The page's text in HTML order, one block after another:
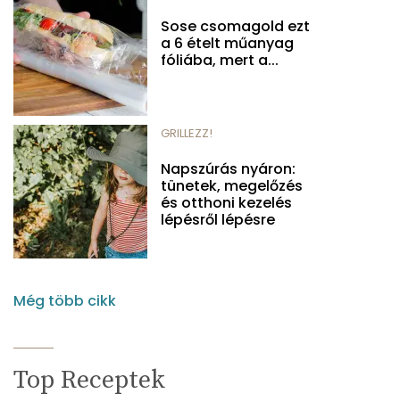
Sose csomagold ezt
a 6 ételt műanyag
fóliába, mert a...
GRILLEZZ!
Napszúrás nyáron:
tünetek, megelőzés
és otthoni kezelés
lépésről lépésre
Még több cikk
Top Receptek